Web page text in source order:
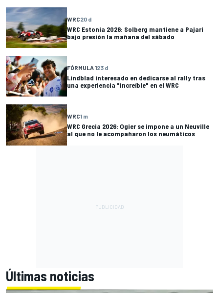
WRC20 d
WRC Estonia 2026: Solberg mantiene a Pajari
bajo presión la mañana del sábado
FÓRMULA 123 d
Lindblad interesado en dedicarse al rally tras
una experiencia "increíble" en el WRC
WRC1 m
WRC Grecia 2026: Ogier se impone a un Neuville
al que no le acompañaron los neumáticos
Últimas noticias